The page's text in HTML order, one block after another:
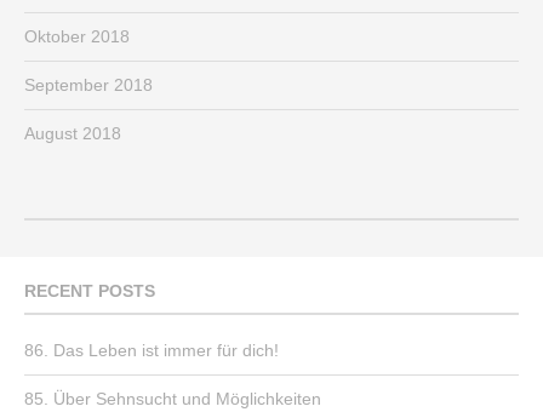
Oktober 2018
September 2018
August 2018
RECENT POSTS
86. Das Leben ist immer für dich!
85. Über Sehnsucht und Möglichkeiten